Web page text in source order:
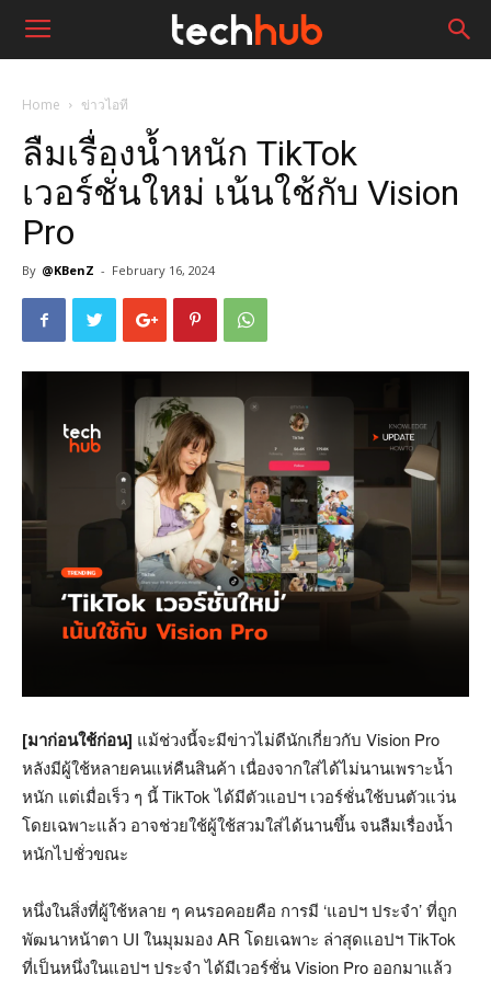
Home ข่าวไอที
ลืมเรื่องน้ำหนัก TikTok
เวอร์ชั่นใหม่ เน้นใช้กับ Vision
Pro
By @KBenZ - February 16, 2024
[มาก่อนใช้ก่อน] แม้ช่วงนี้จะมีข่าวไม่ดีนักเกี่ยวกับ Vision Pro
หลังมีผู้ใช้หลายคนแห่คืนสินค้า เนื่องจากใส่ได้ไม่นานเพราะน้ำ
หนัก แต่เมื่อเร็ว ๆ นี้ TikTok ได้มีตัวแอปฯ เวอร์ชั่นใช้บนตัวแว่น
โดยเฉพาะแล้ว อาจช่วยใช้ผู้ใช้สวมใส่ได้นานขึ้น จนลืมเรื่องน้ำ
หนักไปชั่วขณะ
หนึ่งในสิ่งที่ผู้ใช้หลาย ๆ คนรอคอยคือ การมี ‘แอปฯ ประจำ’ ที่ถูก
พัฒนาหน้าตา UI ในมุมมอง AR โดยเฉพาะ ล่าสุดแอปฯ TikTok
ที่เป็นหนึ่งในแอปฯ ประจำ ได้มีเวอร์ชั่น Vision Pro ออกมาแล้ว